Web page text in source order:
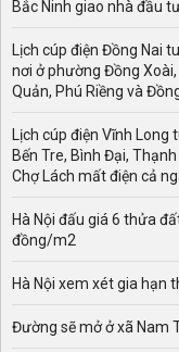
Bắc Ninh giao nhà đầu
Lịch cúp điện Đồng Nai
nơi ở phường Đồng
Quản, Phú Riềng và
Lịch cúp điện Vĩnh
Bến Tre, Bình Đại,
Chợ Lách mất điện cả
Hà Nội đấu giá 6 thửa
đồng/m2
Hà Nội xem xét gia hạn
Đường sẽ mở ở xã Nam